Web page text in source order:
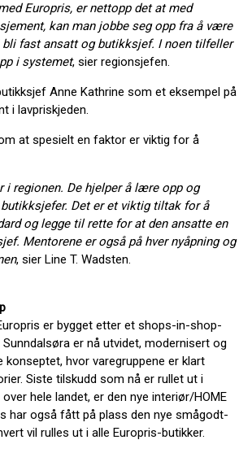
Europris, er nettopp det at med
kan man jobbe seg opp fra å være
fast ansatt og butikksjef. I noen tilfeller
i systemet, sier regionsjefen.
Anne Kathrine som et eksempel på
i lavpriskjeden.
at spesielt en faktor er viktig for å
i regionen. De hjelper å lære opp og
Det er et viktig tiltak for å
og legge til rette for at den ansatte en
Mentorene er også på hver nyåpning og
, sier Line T. Wadsten.
er bygget etter et shops-in-shop-
er nå utvidet, modernisert og
hvor varegruppene er klart
Siste tilskudd som nå er rullet ut i
hele landet, er den nye interiør/HOME
har også fått på plass den nye smågodt-
vil rulles ut i alle Europris-butikker.